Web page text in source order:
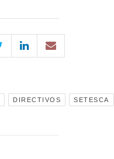
DIRECTIVOS
SETESCA